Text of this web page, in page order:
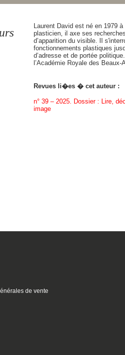
Laurent David est né en 1979
plasticien, il axe ses
d’apparition du visible. Il
fonctionnements plastiques
d’adresse et de portée
l’Académie Royale des
Revues li�es � cet auteur :
n° 39 – 2025. Dossier : Lire,
image
de vente